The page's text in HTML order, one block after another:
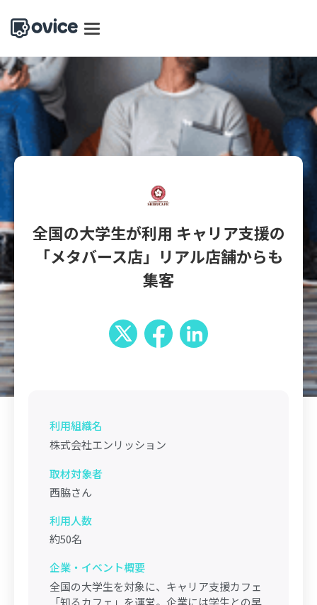
全国の大学生が利用 キャリア支援の
「メタバース店」リアル店舗からも
集客
利用組織名
株式会社エンリッション
取材対象者
西脇さん
利用人数
約50名
企業・イベント概要
全国の大学生を対象に、キャリア支援カフェ
「知るカフェ」を運営。企業には学生との早